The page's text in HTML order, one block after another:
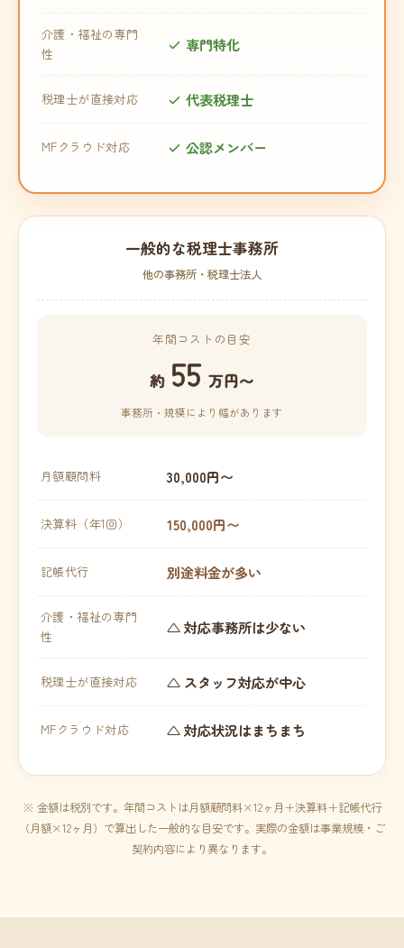
介護・福祉の専門
性
専門特化
税理士が直接対応 代表税理士
MFクラウド対応 公認メンバー
一般的な税理士事務所
他の事務所・税理士法人
年間コストの目安
約 55 万円〜
事務所・規模により幅があります
月額顧問料 30,000円〜
決算料（年1回） 150,000円〜
記帳代行 別途料金が多い
介護・福祉の専門
性
△ 対応事務所は少ない
税理士が直接対応 △ スタッフ対応が中心
MFクラウド対応 △ 対応状況はまちまち
※ 金額は税別です。年間コストは月額顧問料×12ヶ月＋決算料＋記帳代行
（月額×12ヶ月）で算出した一般的な目安です。実際の金額は事業規模・ご
契約内容により異なります。